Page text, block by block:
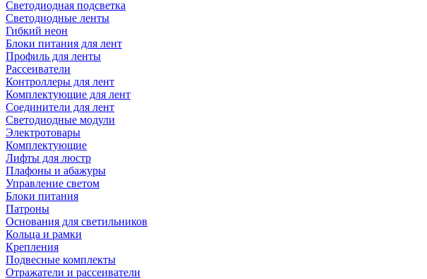
Светодиодная подсветка
Светодиодные ленты
Гибкий неон
Блоки питания для лент
Профиль для ленты
Рассеиватели
Контроллеры для лент
Комплектующие для лент
Соединители для лент
Светодиодные модули
Электротовары
Комплектующие
Лифты для люстр
Плафоны и абажуры
Управление светом
Блоки питания
Патроны
Основания для светильников
Кольца и рамки
Крепления
Подвесные комплекты
Отражатели и рассеиватели